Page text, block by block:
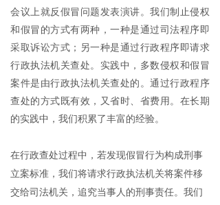
会议上就反假冒问题发表演讲。我们制止侵权
和假冒的方式有两种，一种是通过司法程序即
采取诉讼方式；另一种是通过行政程序即请求
行政执法机关查处。实践中，多数侵权和假冒
案件是由行政执法机关查处的。通过行政程序
查处的方式既有效，又省时、省费用。在长期
的实践中，我们积累了丰富的经验。
在行政查处过程中，若发现假冒行为构成刑事
立案标准，我们将请求行政执法机关将案件移
交给司法机关，追究当事人的刑事责任。我们